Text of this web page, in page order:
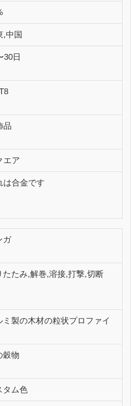
る
プロファイル
ンプロファイル
,中国
30日
品
エア
は合金です
ガ
たたみ,解巻,溶接,打撃,切断
ミ製の木材の粒状プロファイ
穀物
タム色